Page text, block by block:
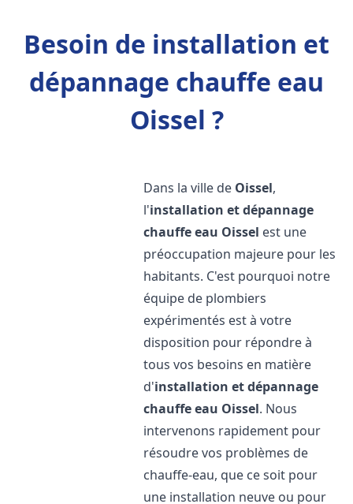
Besoin de installation et
dépannage chauffe eau
Oissel ?
Dans la ville de Oissel,
l'installation et dépannage
chauffe eau Oissel est une
préoccupation majeure pour les
habitants. C'est pourquoi notre
équipe de plombiers
expérimentés est à votre
disposition pour répondre à
tous vos besoins en matière
d'installation et dépannage
chauffe eau Oissel. Nous
intervenons rapidement pour
résoudre vos problèmes de
chauffe-eau, que ce soit pour
une installation neuve ou pour